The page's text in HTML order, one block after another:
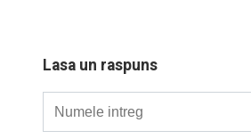
Lasa un raspuns